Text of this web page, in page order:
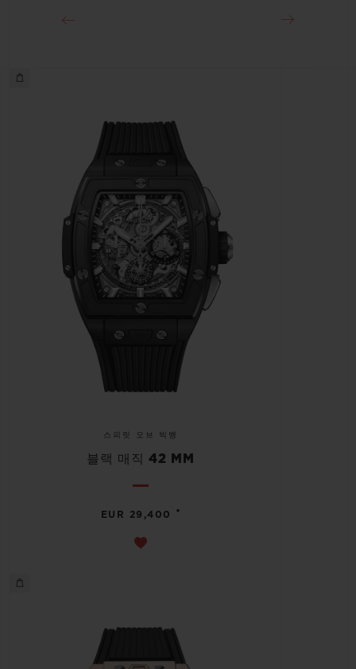
스피릿 오브 빅뱅
블랙 매직 42 MM
EUR 29,400 •